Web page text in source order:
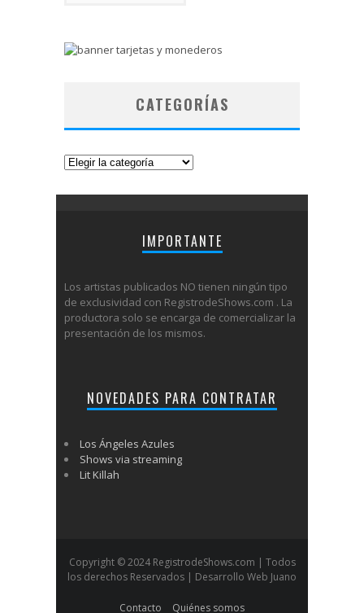
CATEGORÍAS
Categorías
IMPORTANTE
Los artistas publicados NO tienen ningún tipo
de exclusividad con RegistrodeShows.com . La
productora solo se encarga de comercializar la
presentación de los mismos.
NOVEDADES PARA CONTRATAR
Los Ángeles Azules
Shows via streaming
Lit Killah
Copyright © 2024 RegistrodeShows.com | Todos
los derechos Reservados | Desarrollo Web Juano
Contacto Quiénes somos